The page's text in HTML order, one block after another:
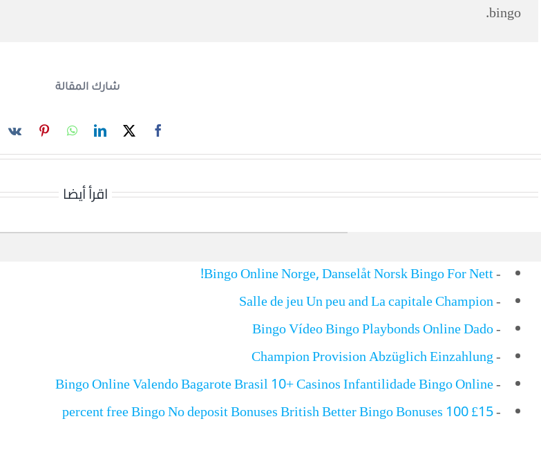
bingo.
شارك المقالة
اقرأ أيضا
-
Bingo Online Norge, Danselåt Norsk Bingo For Nett!
-
Salle de jeu Un peu and La capitale Champion
-
Bingo Vídeo Bingo Playbonds Online Dado
-
Champion Provision Abzüglich Einzahlung
-
Bingo Online Valendo Bagarote Brasil 10+ Casinos Infantilidade Bingo Online
-
£15 100 percent free Bingo No deposit Bonuses British Better Bingo Bonuses